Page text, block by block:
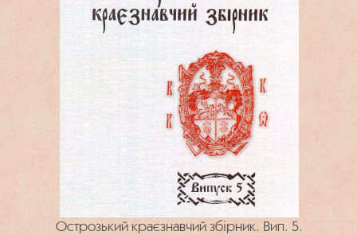
Острозький краєзнавчий збірник. Вип. 5.